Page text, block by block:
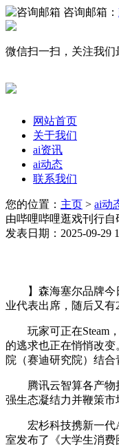
咨询邮箱：
微信扫一扫，关注我们
网站首页
关于我们
ai资讯
ai动态
联系我们
您的位置： 主页 > ai动
由哔哩哔哩逛戏刊行自
发表日期：2025-09-
】森海塞尔品牌今日
业代表出席，随后又有
玩家可正在Steam，9
的逃求也正在悄悄改
院（赛迪研究院）结合
腾讯云智算各产物担
强生态凝结力并鞭策
宏杉科技携新一代AI
室发布了《大学生消费